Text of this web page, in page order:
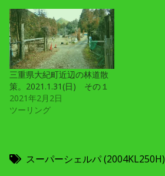
三重県大紀町近辺の林道散
策。2021.1.31(日) その１
2021年2月2日
ツーリング
スーパーシェルパ (2004KL250H)